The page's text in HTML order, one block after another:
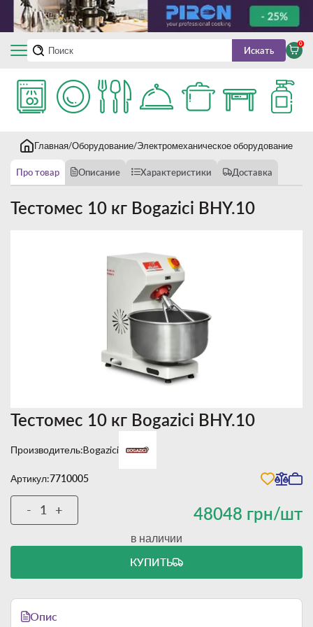
Искать
0
Главная Оборудование Электромеханическое оборудование
Про товар Описание Характеристики Доставка
Тестомес 10 кг Bogazici BHY.10
Тестомес 10 кг Bogazici BHY.10
Производитель:Bogazici
Артикул:7710005
48048 грн/шт
- +
в наличии
КУПИТЬ
Опис